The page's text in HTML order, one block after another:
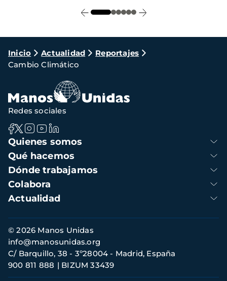
Ruta
de
navegación
Inicio Actualidad
Reportajes
Cambio Climático
Navegación
principal
Quienes somos
Qué hacemos
Dónde trabajamos
Colabora
Actualidad
Redes sociales
Información
de
contacto
© 2026 Manos Unidas
C/ Barquillo, 38 - 3º28004 - Madrid, España
900 811 888
BIZUM 33439
info@manosunidas.org